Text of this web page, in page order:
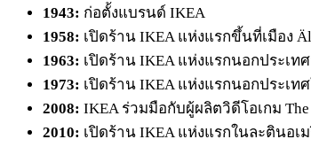
1943: ก่อตั้งแบรนด์ IKEA
1958: เปิดร้าน IKEA แห่งแรกขึ้นที่เมือง
1963: เปิดร้าน IKEA แห่งแรกนอกประเท
1973: เปิดร้าน IKEA แห่งแรกนอกประเ
2008: IKEA ร่วมมือกับผู้ผลิตวิดีโอเกม
2010: เปิดร้าน IKEA แห่งแรกในละตินอ